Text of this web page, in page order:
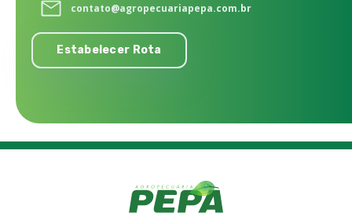
contato@agropecuariapepa.com.br
Estabelecer Rota